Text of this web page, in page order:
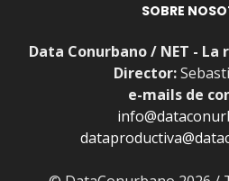
SOBRE
Data Conurbano / NET - La
Director:
e-mails de